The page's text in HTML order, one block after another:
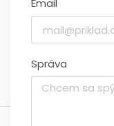
Email
Správa